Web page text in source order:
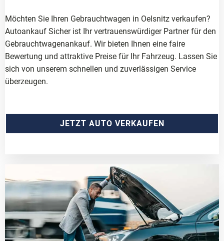
Möchten Sie Ihren Gebrauchtwagen in Oelsnitz verkaufen?
Autoankauf Sicher ist Ihr vertrauenswürdiger Partner für den
Gebrauchtwagenankauf. Wir bieten Ihnen eine faire
Bewertung und attraktive Preise für Ihr Fahrzeug. Lassen Sie
sich von unserem schnellen und zuverlässigen Service
überzeugen.
JETZT AUTO VERKAUFEN